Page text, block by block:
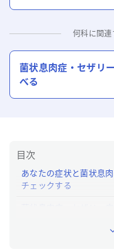
何科に関
菌状息肉症・セザリ
べる
目次
あなたの症状と菌状息
チェックする